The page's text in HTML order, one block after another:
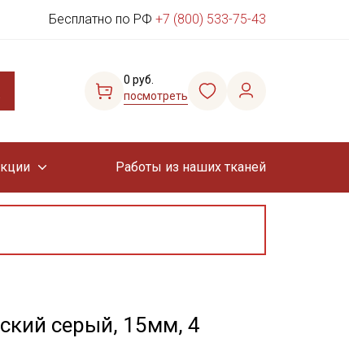
Бесплатно по РФ +7 (800) 533-75-43
0 руб.
посмотреть
Работы из наших тканей
серый, 15мм, 4